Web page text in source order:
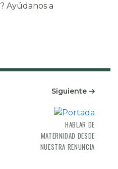
Ayúdanos a
Siguiente
HABLAR DE
MATERNIDAD DESDE
NUESTRA RENUNCIA